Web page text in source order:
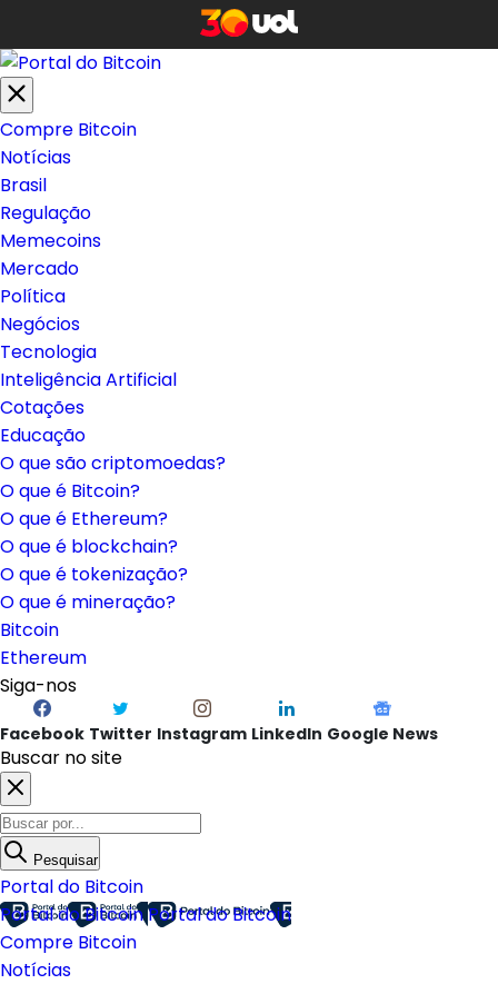
Compre Bitcoin
Notícias
Brasil
Regulação
Memecoins
Mercado
Política
Negócios
Tecnologia
Inteligência Artificial
Cotações
Educação
O que são criptomoedas?
O que é Bitcoin?
O que é Ethereum?
O que é blockchain?
O que é tokenização?
O que é mineração?
Bitcoin
Ethereum
Siga-nos
Facebook Twitter Instagram LinkedIn Google News
Buscar no site
Pesquisar
Portal do Bitcoin
Portal do BitcoinPortal do Bitcoin
Compre Bitcoin
Notícias